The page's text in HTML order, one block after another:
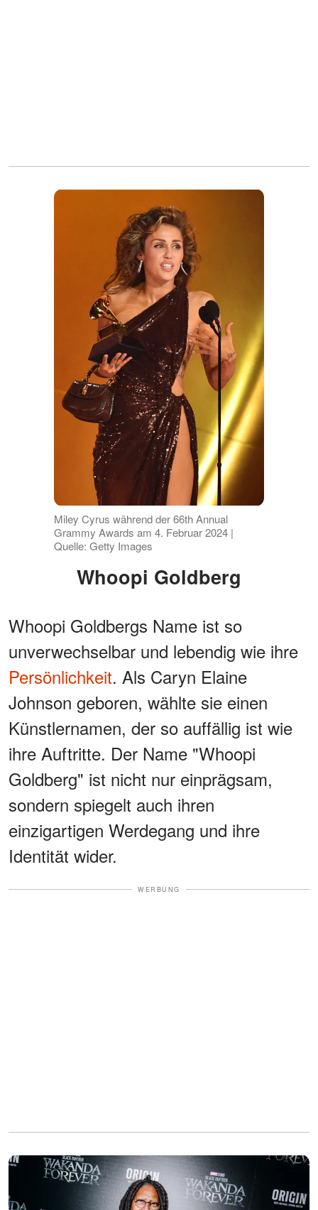
Miley Cyrus während der 66th Annual
Grammy Awards am 4. Februar 2024 |
Quelle: Getty Images
Whoopi Goldberg
Whoopi Goldbergs Name ist so
unverwechselbar und lebendig wie ihre
Persönlichkeit. Als Caryn Elaine
Johnson geboren, wählte sie einen
Künstlernamen, der so auffällig ist wie
ihre Auftritte. Der Name "Whoopi
Goldberg" ist nicht nur einprägsam,
sondern spiegelt auch ihren
einzigartigen Werdegang und ihre
Identität wider.
WERBUNG